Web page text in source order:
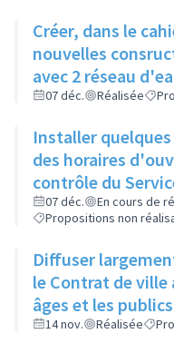
Créer, dans le
nouvelles
avec 2 réseau
non potable)
07 déc. Réalisée
Installer
des horaires
contrôle du Service Nature
compost pour
de la ville
07 déc.
En cours de
Propositions non
Diffuser
le Contrat de
âges et les
les structures
14 nov. Réalisée